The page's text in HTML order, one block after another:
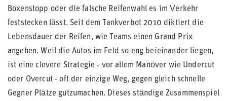
Boxenstopp oder die falsche Reifenwahl es im Verkehr
feststecken lässt. Seit dem Tankverbot 2010 diktiert die
Lebensdauer der Reifen, wie Teams einen Grand Prix
angehen. Weil die Autos im Feld so eng beieinander liegen,
ist eine clevere Strategie - vor allem Manöver wie Undercut
oder Overcut - oft der einzige Weg, gegen gleich schnelle
Gegner Plätze gutzumachen. Dieses ständige Zusammenspiel